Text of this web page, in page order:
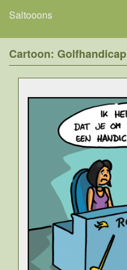
Saltooons
Cartoon: Golfhandicap